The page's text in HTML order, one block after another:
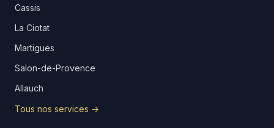
Cassis
La Ciotat
Martigues
Salon-de-Provence
Allauch
Tous nos services →